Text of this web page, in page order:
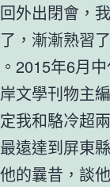
外出閉會，
，漸漸熟習
2015年6月
文學刊物主
我和駱冷超
遠達到屏東
的曩昔，談